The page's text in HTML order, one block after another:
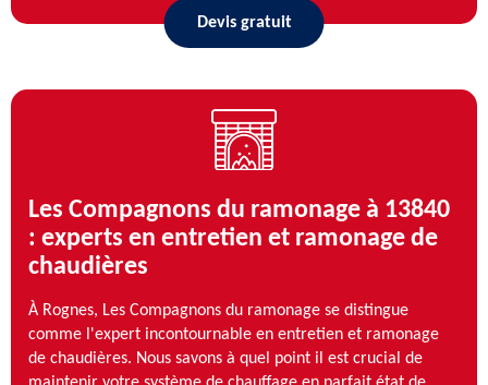
Devis gratuit
Les Compagnons du ramonage à 13840
: experts en entretien et ramonage de
chaudières
À Rognes, Les Compagnons du ramonage se distingue
comme l'expert incontournable en entretien et ramonage
de chaudières. Nous savons à quel point il est crucial de